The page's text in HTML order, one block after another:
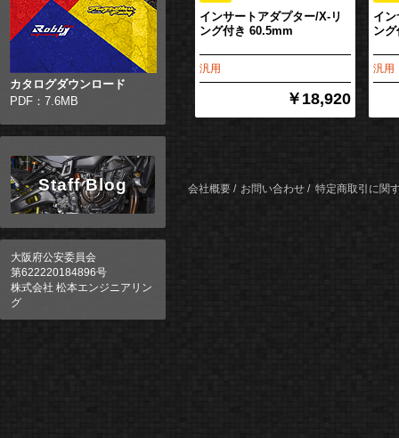
カタログダウンロード
PDF：7.6MB
Staff Blog
大阪府公安委員会
第622220184896号
株式会社 松本エンジニアリン
グ
インサートアダプター/X-リ
ング付き 60.5mm
汎用
￥18,920
イ
ン
汎用
会社概要 お問い合わせ 特定商取引に関